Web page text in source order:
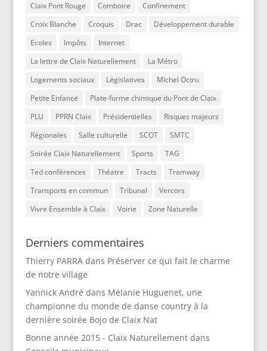
Claix Pont Rouge
Comboire
Confinement
Croix Blanche
Croquis Drac
Développement durable
Ecoles
Impôts
Internet
La lettre de Claix Naturellement
La Métro
Logements sociaux
Législatives
Michel Octru
Petite Enfance
Plate-forme chimique du Pont de Claix
PLU
PPRN Claix Présidentielles
Risques majeurs
Régionales
Salle culturelle SCOT
SMTC
Soirée Claix Naturellement
Sports
TAG
Ted conférences
Théatre Tracts
Tramway
Transports en commun
Tribunal
Vercors
Vivre Ensemble à Claix
Voirie Zone Naturelle
Derniers commentaires
Thierry PARRAdans Préserver ce qui fait le charme
de notre village
Yannick André dans Mélanie Huguenet, une
championne du monde de danse country à la
dernière soirée Bojo de Claix Nat
Bonne année 2015 - Claix Naturellementdans